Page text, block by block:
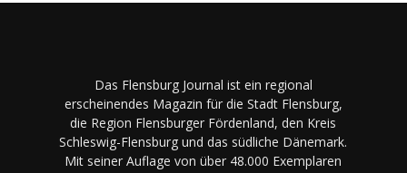
Das Flensburg Journal ist ein regional
erscheinendes Magazin für die Stadt Flensburg,
die Region Flensburger Fördenland, den Kreis
Schleswig-Flensburg und das südliche Dänemark.
Mit seiner Auflage von über 48.000 Exemplaren